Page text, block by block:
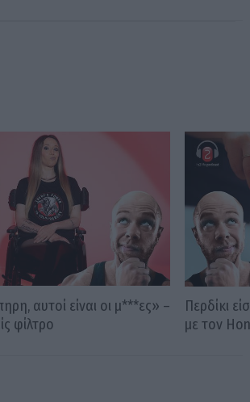
αυτοί είναι οι μ***ες» –
φίλτρο
Περδίκι
με τον